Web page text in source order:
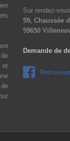
Sur rendez-
59, Chaussée
59650
Demande de